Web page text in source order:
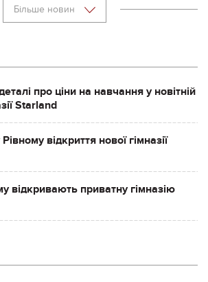
Більше новин
про ціни на навчання у новітній
Starland
відкриття нової гімназії
відкривають приватну гімназію